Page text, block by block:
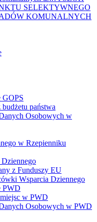
SELEKTYWNEGO
KOMUNALNYCH
GOPS
państwa
Osobowych w
w Rzepienniku
z Funduszy EU
Wsparcia Dziennego
PWD
w PWD
Osobowych w PWD